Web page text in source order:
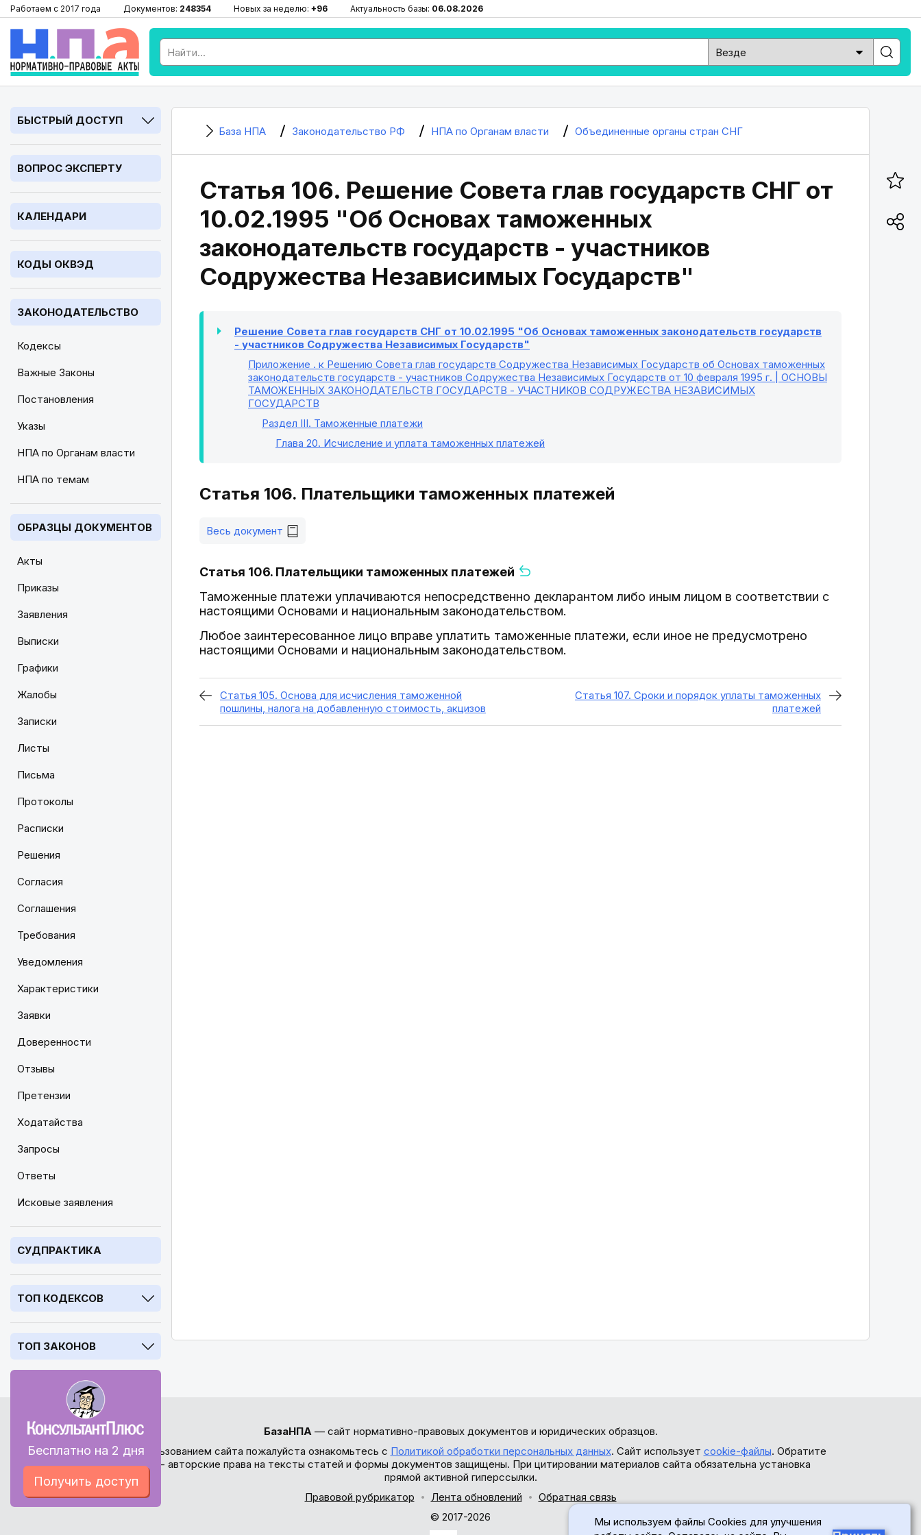
Работаем с 2017 года Документов: 248354 Новых за неделю: +96 Актуальность базы: 06.08.2026
БЫСТРЫЙ ДОСТУП
ВОПРОС ЭКСПЕРТУ
КАЛЕНДАРИ
КОДЫ ОКВЭД
ЗАКОНОДАТЕЛЬСТВО
Кодексы
Важные Законы
Постановления
Указы
НПА по Органам власти
НПА по темам
ОБРАЗЦЫ ДОКУМЕНТОВ
Акты
Приказы
Заявления
Выписки
Графики
Жалобы
Записки
Листы
Письма
Протоколы
Расписки
Решения
Согласия
Соглашения
Требования
Уведомления
Характеристики
Заявки
Доверенности
Отзывы
Претензии
Ходатайства
Запросы
Ответы
Исковые заявления
СУДПРАКТИКА
ТОП КОДЕКСОВ
ТОП ЗАКОНОВ
Бесплатно на 2 дня
Получить доступ
База НПА Законодательство РФ НПА по Органам власти Объединенные органы стран СНГ
Статья 106. Решение Совета глав государств СНГ от
10.02.1995 "Об Основах таможенных
законодательств государств - участников
Содружества Независимых Государств"
Решение Совета глав государств СНГ от 10.02.1995 "Об Основах таможенных законодательств государств
- участников Содружества Независимых Государств"
Приложение . к Решению Совета глав государств Содружества Независимых Государств об Основах таможенных
законодательств государств - участников Содружества Независимых Государств от 10 февраля 1995 г. | ОСНОВЫ
ТАМОЖЕННЫХ ЗАКОНОДАТЕЛЬСТВ ГОСУДАРСТВ - УЧАСТНИКОВ СОДРУЖЕСТВА НЕЗАВИСИМЫХ
ГОСУДАРСТВ
Раздел III. Таможенные платежи
Глава 20. Исчисление и уплата таможенных платежей
Статья 106. Плательщики таможенных платежей
Весь документ
Статья 106. Плательщики таможенных платежей
Таможенные платежи уплачиваются непосредственно декларантом либо иным лицом в соответствии с
настоящими Основами и национальным законодательством.
Любое заинтересованное лицо вправе уплатить таможенные платежи, если иное не предусмотрено
настоящими Основами и национальным законодательством.
Статья 105. Основа для исчисления таможенной
пошлины, налога на добавленную стоимость, акцизов
Статья 107. Сроки и порядок уплаты таможенных
платежей
БазаНПА— сайт нормативно-правовых документов и юридических образцов.
Перед использованием сайта пожалуйста ознакомьтесь с Политикой обработки персональных данных. Сайт использует cookie-файлы. Обратите
внимание - авторские права на тексты статей и формы документов защищены. При цитировании материалов сайта обязательна установка
прямой активной гиперссылки.
Правовой рубрикатор
Лента обновлений
Обратная связь
© 2017-2026
Мы используем файлы Cookies для улучшения